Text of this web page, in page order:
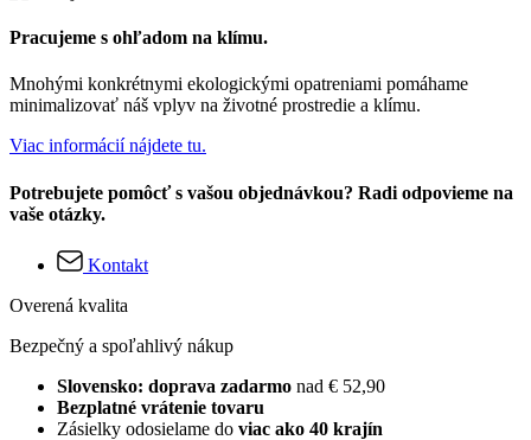
Pracujeme s ohľadom na klímu.
Mnohými konkrétnymi ekologickými opatreniami pomáhame
minimalizovať náš vplyv na životné prostredie a klímu.
Viac informácií nájdete tu.
Potrebujete pomôcť s vašou objednávkou? Radi odpovieme na
vaše otázky.
Kontakt
Overená kvalita
Bezpečný a spoľahlivý nákup
Slovensko: doprava zadarmo nad € 52,90
Bezplatné vrátenie tovaru
Zásielky odosielame do viac ako 40 krajín